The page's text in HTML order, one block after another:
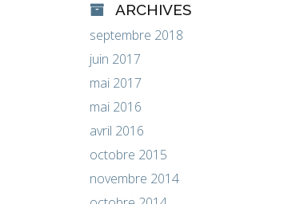
ARCHIVES
septembre 2018
juin 2017
mai 2017
mai 2016
avril 2016
octobre 2015
novembre 2014